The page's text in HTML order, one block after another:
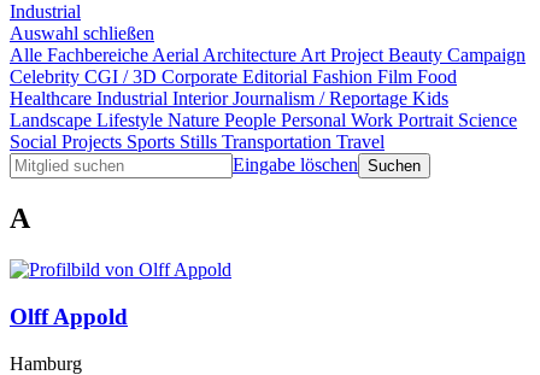
Industrial
Auswahl schließen
Alle Fachbereiche Aerial Architecture Art Project Beauty Campaign
Celebrity CGI / 3D Corporate Editorial Fashion Film Food
Healthcare Industrial InteriorJournalism / Reportage Kids
Landscape Lifestyle Nature People Personal Work Portrait Science
Social Projects Sports Stills Transportation Travel
Eingabe löschen
A
Olff Appold
Hamburg